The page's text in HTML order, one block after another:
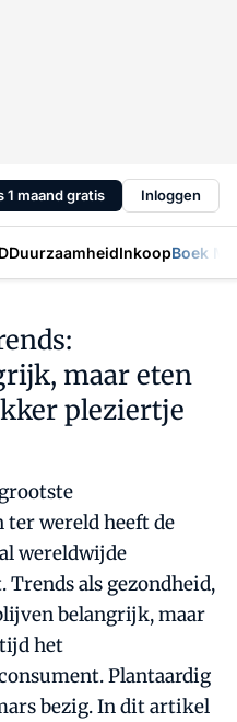
1 maand gratis Inloggen
DuurzaamheidInkoopBoek
maar eten
pleziertje
wereld heeft de
wereldwijde
Trends als gezondheid,
belangrijk, maar
het
Plantaardig
bezig. In dit artikel